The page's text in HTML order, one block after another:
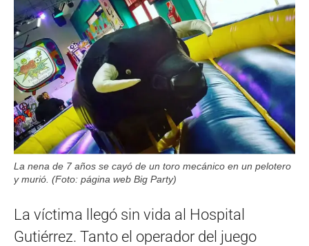
La nena de 7 años se cayó de un toro mecánico en un pelotero
y murió. (Foto: página web Big Party)
La víctima llegó sin vida al Hospital
Gutiérrez. Tanto el operador del juego